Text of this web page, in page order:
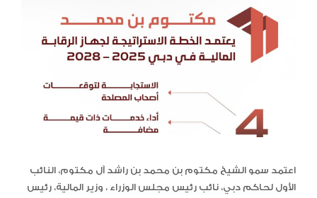
اعتمد سمو الشيخ مكتوم بن محمد بن راشد آل مكتوم، النائب
الأول لحاكم دبي، نائب رئيس مجلس الوزراء ، وزير المالية، رئيس